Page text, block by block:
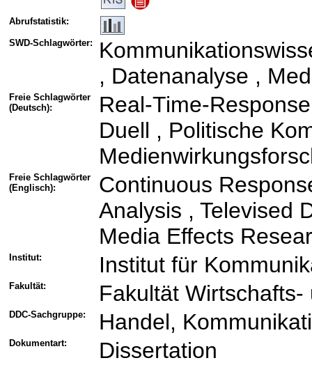
Abrufstatistik:
SWD-Schlagwörter:
, Datenanalyse ,
Freie Schlagwörter
(Deutsch):
Real-Time-
Duell , Politische
Freie Schlagwörter
(Englisch):
Continuous
Analysis , Televised
Media Effects
Institut: Institut für
Fakultät: Fakultät
DDC-Sachgruppe: Handel,
Dokumentart: Dissertation